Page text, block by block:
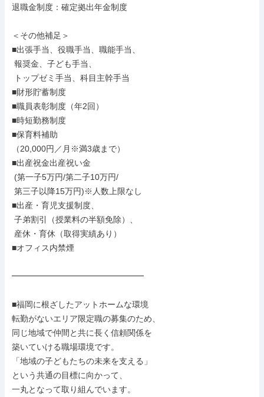
退職金制度：確定拠出年金制度
＜その他補足＞
■出張手当、役職手当、職能手当、
■財形貯蓄制度
■職員表彰制度（年2回）
■時短勤務制度
■保育料補助
（20,000円／月※満3歳まで）
■出産祝金出産祝い金
■出産・育児支援制度、
■オフィス内禁煙
━━━━━━━━━━━━━━━━
■福岡に根ざしたアットホームな環境
転勤がないエリア限定職の募集のため、
同じ地域で仲間と共に長く信頼関係を
築いていける職場環境です。
「地域の子どもたちの未来を支える」
という共通の目標に向かって、
一丸となって取り組んでいます。